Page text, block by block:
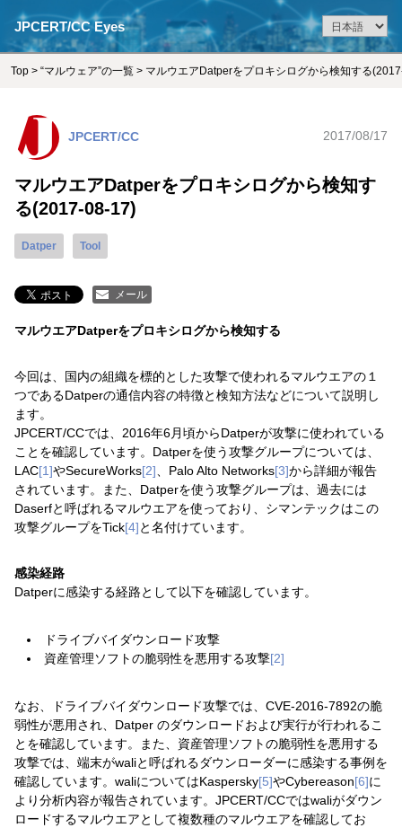
JPCERT/CC Eyes
Top > “マルウェア”の一覧 > マルウエアDatperをプロキシログから検知する
JPCERT/CC 2017/08/17
マルウエアDatperをプロキシログから検知す
る(2017-08-17)
Datper Tool
メール
マルウエアDatperをプロキシログから検知する
今回は、国内の組織を標的とした攻撃で使われるマルウエアの１
つであるDatperの通信内容の特徴と検知方法などについて説明し
ます。
JPCERT/CCでは、2016年6月頃からDatperが攻撃に使われている
ことを確認しています。Datperを使う攻撃グループについては、
LAC[1]やSecureWorks[2] 、Palo Alto Networks[3]から詳細が報告
されています。また、Datperを使う攻撃グループは、過去には
Daserfと呼ばれるマルウエアを使っており、シマンテックはこの
攻撃グループをTick[4]と名付けています。
感染経路
Datperに感染する経路として以下を確認しています。
ドライブバイダウンロード攻撃
資産管理ソフトの脆弱性を悪用する攻撃[2]
なお、ドライブバイダウンロード攻撃では、CVE-2016-7892の脆
弱性が悪用され、Datper のダウンロードおよび実行が行われるこ
とを確認しています。また、資産管理ソフトの脆弱性を悪用する
攻撃では、端末がwaliと呼ばれるダウンローダーに感染する事例を
確認しています。waliについてはKaspersky[5]やCybereason[6]に
より分析内容が報告されています。JPCERT/CCではwaliがダウン
ロードするマルウエアとして複数種のマルウエアを確認してお